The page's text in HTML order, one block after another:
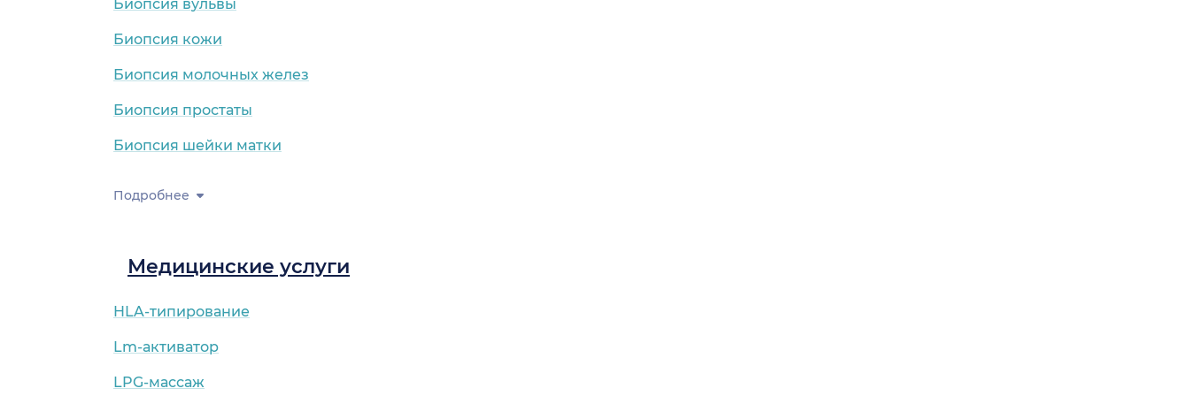
Биопсия вульвы
Биопсия кожи
Биопсия молочных желез
Биопсия простаты
Биопсия шейки матки
Подробнее
Медицинские услуги
HLA-типирование
Lm-активатор
LPG-массаж